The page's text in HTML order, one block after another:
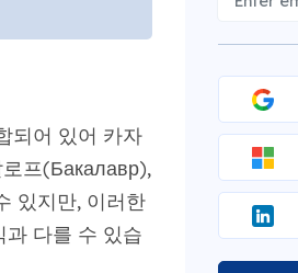
되어 있어 카자
프(Бакалавр),
있지만, 이러한
다를 수 있습